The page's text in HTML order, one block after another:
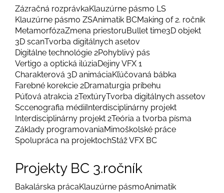
Zázračná rozprávkaKlauzúrne pásmo LS
Klauzúrne pásmo ZSAnimatik BCMaking of 2. ročník
MetamorfózaZmena priestoruBullet time3D objekt
3D scanTvorba digitálnych asetov
Digitálne technológie 2Pohyblivý pás
Vertigo a optická ilúziaDejiny VFX 1
Charakterová 3D animáciaKľúčovaná bábka
Farebné korekcie 2Dramaturgia príbehu
Púťová atrakcia 2TextúryTvorba digitálnych assetov
Sccenografia médiíInterdisciplinárny projekt
Interdisciplinárny projekt 2Teória a tvorba písma
Základy programovaniaMimoškolské práce
Spolupráca na projektochStáž VFX BC
Projekty BC 3.ročník
Bakalárska prácaKlauzúrne pásmoAnimatik